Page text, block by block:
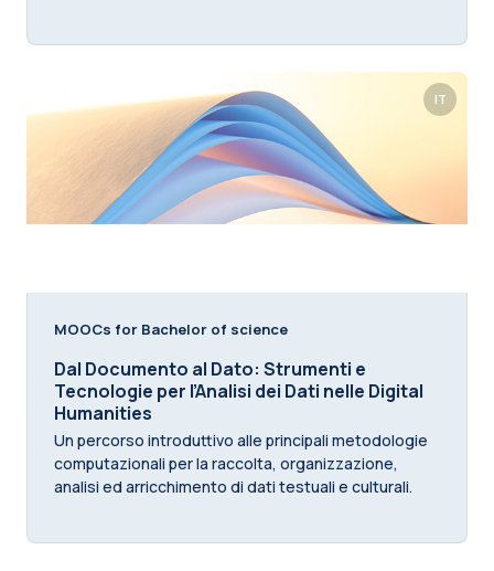
IT
MOOCs for Bachelor of science
Dal Documento al Dato: Strumenti e
Tecnologie per l’Analisi dei Dati nelle Digital
Humanities
Un percorso introduttivo alle principali metodologie
computazionali per la raccolta, organizzazione,
analisi ed arricchimento di dati testuali e culturali.